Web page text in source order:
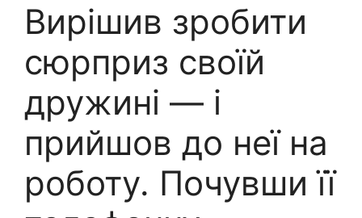
Вирішив зробити
сюрприз своїй
дружині — і
прийшов до неї на
роботу. Почувши її